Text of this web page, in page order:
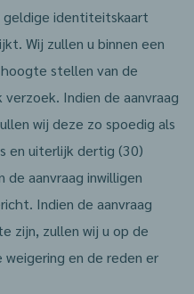
geldige identiteitskaart
Wij zullen u binnen een
stellen van de
Indien de aanvraag
wij deze zo spoedig als
en uiterlijk dertig (30)
de aanvraag inwilligen
Indien de aanvraag
zijn, zullen wij u op de
en de reden er